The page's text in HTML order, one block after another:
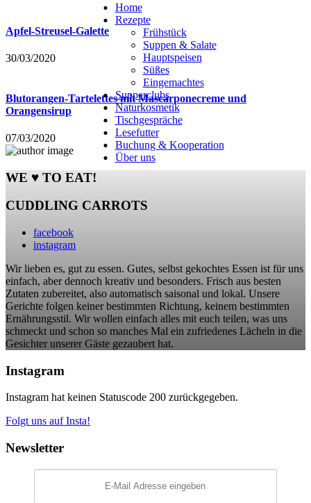
Home
Rezepte
Frühstück
Suppen & Salate
Hauptspeisen
Süßes
Eingemachtes
Supperclubs
Naturkosmetik
Tischgespräche
Lesefutter
Buchung & Kooperation
Über uns
Apfel-Streusel-Galette
30/03/2020
Blutorangen-Tartelettes mit Mascarponecreme und
Orangensirup
07/03/2020
WE ♥ TO EAT!
CUDDLING CARROTS
facebook
instagram
Wir lieben es, gut zu essen. Gutes, selbst gekochtes Essen ist für uns
einfach, aber dennoch kreativ und besonders. Frisch aus besten
Zutaten zubereitet, also automatisch saisonal und lokal. Unsere
Gerichte folgen keiner bestimmten Richtung, keinem bestimmten
Ernährungsstil. Wir wollen einfach alles mit euch teilen, was uns
schmeckt und schon so manches Mal ein zufriedenes Lächeln in die
Gesichter unserer Gäste gezaubert hat.
Instagram
Instagram hat keinen Statuscode 200 zurückgegeben.
Folgt uns auf Insta!
Newsletter